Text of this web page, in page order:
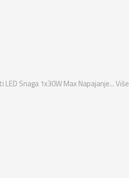
Snaga 1x30W Max Napajanje...Više